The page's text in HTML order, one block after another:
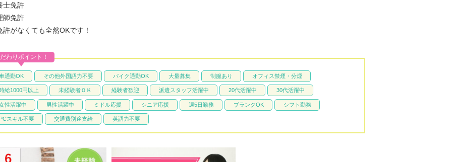
士免許
師免許
許がなくても全然OKです！
通勤OK その他外国語力不要 バイク通勤OK 大量募集 制服あり オフィス禁煙・分煙
給1000円以上 未経験者ＯＫ 経験者歓迎 派遣スタッフ活躍中 20代活躍中 30代活躍中
性活躍中 男性活躍中 ミドル応援 シニア応援 週5日勤務 ブランクOK シフト勤務
スキル不要 交通費別途支給 英語力不要
わりポイント！